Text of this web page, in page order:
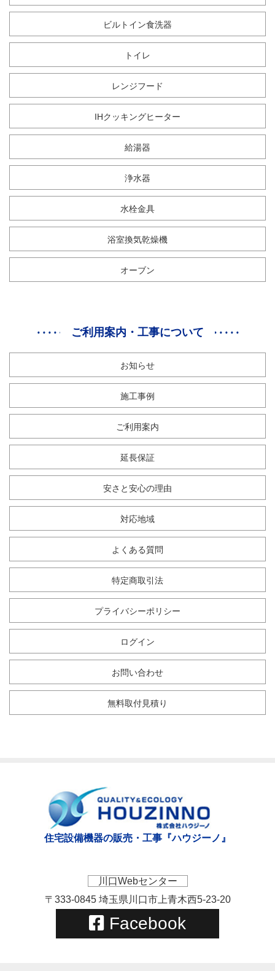
ビルトイン食洗器
トイレ
レンジフード
IHクッキングヒーター
給湯器
浄水器
水栓金具
浴室換気乾燥機
オーブン
ご利用案内・工事について
お知らせ
施工事例
ご利用案内
延長保証
安さと安心の理由
対応地域
よくある質問
特定商取引法
プライバシーポリシー
ログイン
お問い合わせ
無料取付見積り
住宅設備機器の販売・工事『ハウジーノ』
川口Webセンター
〒333-0845 埼玉県川口市上青木西5-23-20
Facebook